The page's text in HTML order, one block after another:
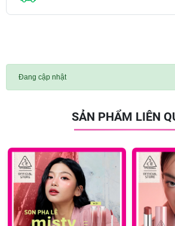
Đang cập nhật
SẢN PHẨM LIÊN